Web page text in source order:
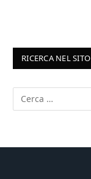
RICERCA NEL SITO